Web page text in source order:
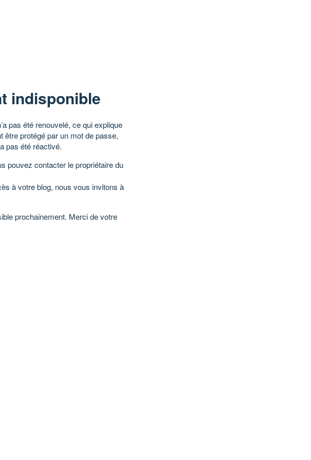
indisponible
pas été renouvelé, ce qui explique
être protégé par un mot de passe,
pas été réactivé.
pouvez contacter le propriétaire du
à votre blog, nous vous invitons à
prochainement. Merci de votre